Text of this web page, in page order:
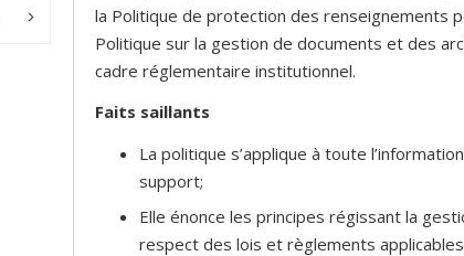
la Politique de protection des renseignements
Politique sur la gestion de documents et des
cadre réglementaire institutionnel.
Faits saillants
La politique s’applique à toute
support;
Elle énonce les principes régissant la
respect des lois et règlements